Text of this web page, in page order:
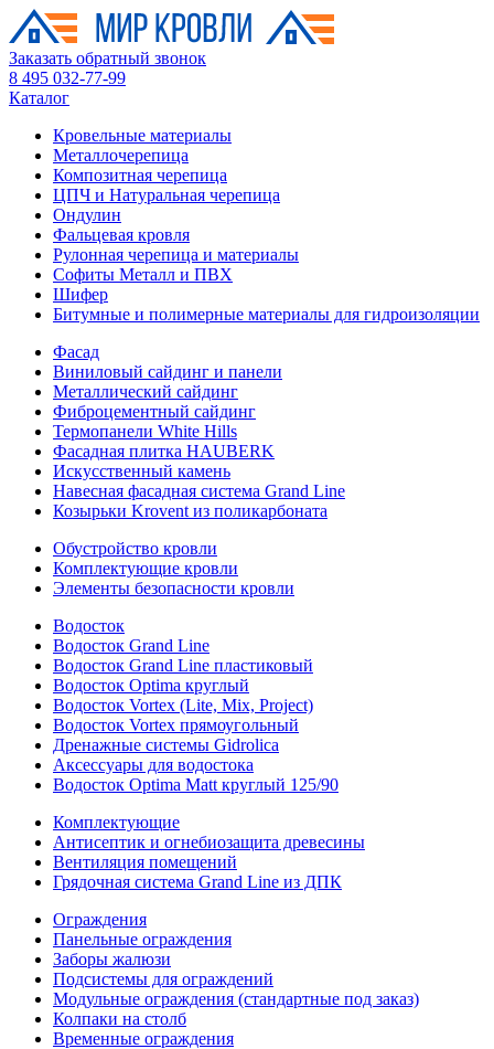
Заказать обратный звонок
8 495 032-77-99
Каталог
Кровельные материалы
Металлочерепица
Композитная черепица
ЦПЧ и Натуральная черепица
Ондулин
Фальцевая кровля
Рулонная черепица и материалы
Софиты Металл и ПВХ
Шифер
Битумные и полимерные материалы для гидроизоляции
Фасад
Виниловый сайдинг и панели
Металлический сайдинг
Фиброцементный сайдинг
Термопанели White Hills
Фасадная плитка HAUBERK
Искусственный камень
Навесная фасадная система Grand Line
Козырьки Krovent из поликарбоната
Обустройство кровли
Комплектующие кровли
Элементы безопасности кровли
Водосток
Водосток Grand Line
Водосток Grand Line пластиковый
Водосток Optima круглый
Водосток Vortex (Lite, Mix, Project)
Водосток Vortex прямоугольный
Дренажные системы Gidrolica
Аксессуары для водостока
Водосток Optima Matt круглый 125/90
Комплектующие
Антисептик и огнебиозащита древесины
Вентиляция помещений
Грядочная система Grand Line из ДПК
Ограждения
Панельные ограждения
Заборы жалюзи
Подсистемы для ограждений
Модульные ограждения (стандартные под заказ)
Колпаки на столб
Временные ограждения